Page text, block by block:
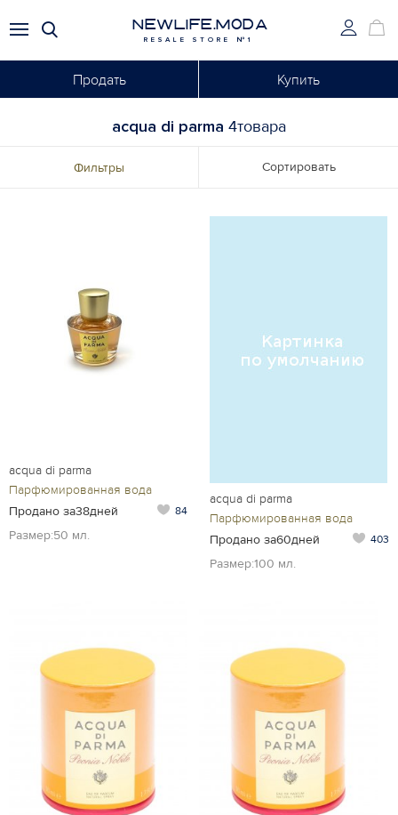
NEWLIFE.MODA
RESALE STORE №1
Продать Купить
acqua di parma 4товара
Фильтры Сортировать
acqua di parma
Парфюмированная вода
Продано за38дней
84
Размер:50 мл.
acqua di parma
Парфюмированная вода
Продано за60дней
403
Размер:100 мл.